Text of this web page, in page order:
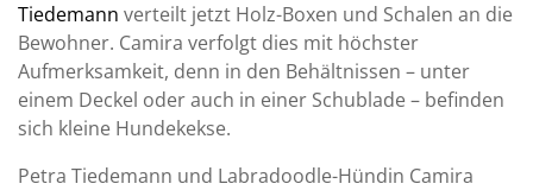
Tiedemann verteilt jetzt Holz-Boxen und Schalen an die
Bewohner. Camira verfolgt dies mit höchster
Aufmerksamkeit, denn in den Behältnissen – unter
einem Deckel oder auch in einer Schublade – befinden
sich kleine Hundekekse.
Petra Tiedemann und Labradoodle-Hündin Camira